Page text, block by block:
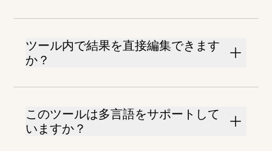
ツール内で結果を直接編集できます
か？
このツールは多言語をサポートして
いますか？